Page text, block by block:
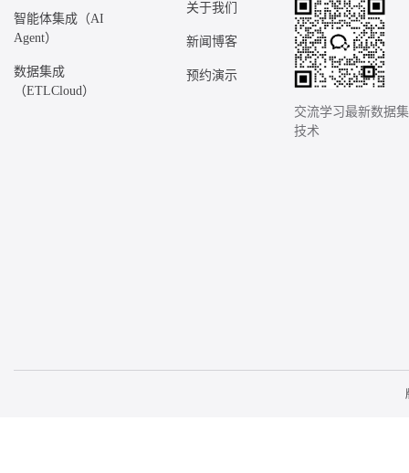
智能体集成（AI
Agent）
数据集成
（ETLCloud）
关于我们
新闻博客
预约演示
交流学习最新数据
技术